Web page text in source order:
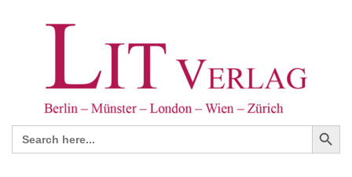
Search
for:
Search Button